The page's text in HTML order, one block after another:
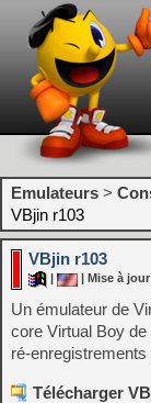
Emulateurs >
VBjin r103
VBjin r103
| Mise à
Un émulateur de
core Virtual Boy
ré-
Télécharger